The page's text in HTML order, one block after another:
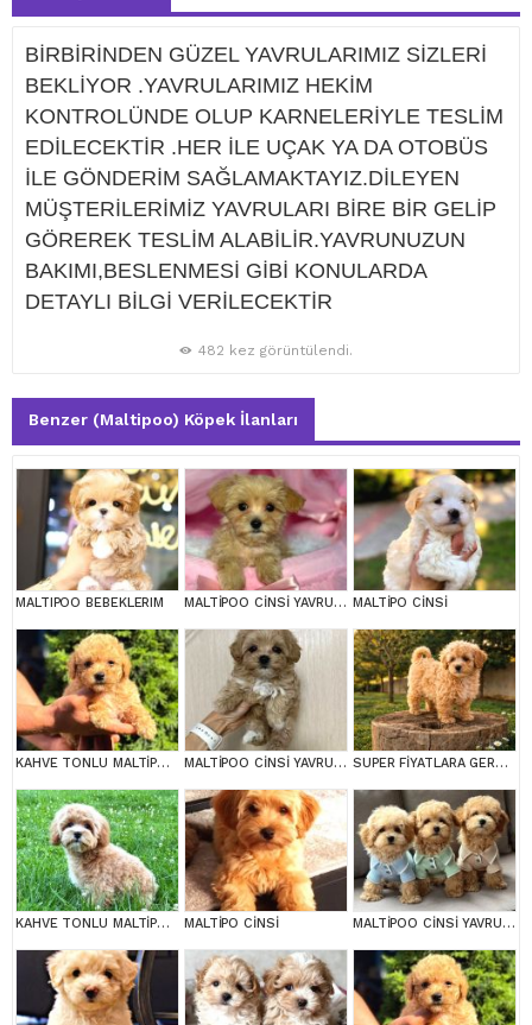
BİRBİRİNDEN GÜZEL YAVRULARIMIZ SİZLERİ
BEKLİYOR .YAVRULARIMIZ HEKİM
KONTROLÜNDE OLUP KARNELERİYLE TESLİM
EDİLECEKTİR .HER İLE UÇAK YA DA OTOBÜS
İLE GÖNDERİM SAĞLAMAKTAYIZ.DİLEYEN
MÜŞTERİLERİMİZ YAVRULARI BİRE BİR GELİP
GÖREREK TESLİM ALABİLİR.YAVRUNUZUN
BAKIMI,BESLENMESİ GİBİ KONULARDA
DETAYLI BİLGİ VERİLECEKTİR
482 kez görüntülendi.
Benzer (Maltipoo) Köpek İlanları
MALTIPOO BEBEKLERIM MALTİPOO CİNSİ YAVRULAR EV ÜRETİMİ MALTİPO CİNSİ
KAHVE TONLU MALTİPOO CİNSİ YAVRULAR MALTİPOO CİNSİ YAVRULAR EV ÜRETİMİ SUPER FİYATLARA GERÇEK MALTİPOO YAVRULAR
KAHVE TONLU MALTİPOO CİNSİ YAVRULAR MALTİPO CİNSİ MALTİPOO CİNSİ YAVRULAR EV ÜRETİMİ